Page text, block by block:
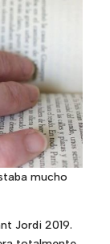
mucho
Jordi 2019.